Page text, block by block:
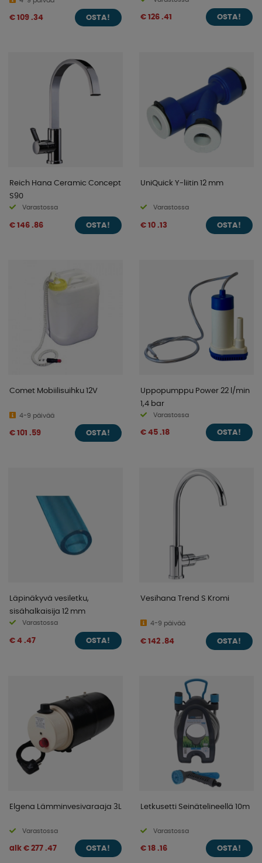
€ 109 .34 OSTA! € 126 .41 OSTA!
Reich Hana Ceramic Concept
S90
Varastossa
€ 146 .86 OSTA!
UniQuick Y-liitin 12 mm
Varastossa
€ 10 .13 OSTA!
Comet Mobiilisuihku 12V
4-9 päivää
€ 101 .59 OSTA!
Uppopumppu Power 22 l/min
1,4 bar
Varastossa
€ 45 .18 OSTA!
Läpinäkyvä vesiletku,
sisähalkaisija 12 mm
Varastossa
€ 4 .47 OSTA!
Vesihana Trend S Kromi
4-9 päivää
€ 142 .84 OSTA!
Elgena Lämminvesivaraaja 3L
Varastossa
alk € 277 .47 OSTA!
Letkusetti Seinätelineellä 10m
Varastossa
€ 18 .16 OSTA!